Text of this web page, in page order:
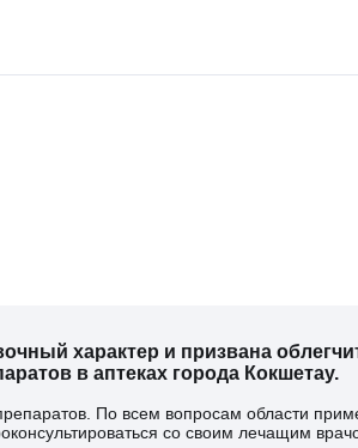
характер и призвана
в аптеках города Кокшетау.
По всем вопросам области
со своим лечащим